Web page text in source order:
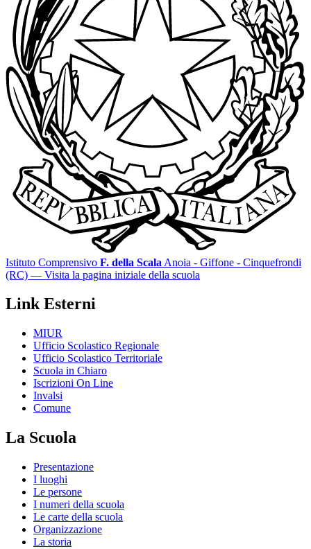
Istituto Comprensivo F. della Scala Anoia - Giffone - Cinquefrondi
(RC) — Visita la pagina iniziale della scuola
Link Esterni
MIUR
Ufficio Scolastico Regionale
Ufficio Scolastico Territoriale
Scuola in Chiaro
Iscrizioni On Line
Invalsi
Comune
La Scuola
Presentazione
I luoghi
Le persone
I numeri della scuola
Le carte della scuola
Organizzazione
La storia